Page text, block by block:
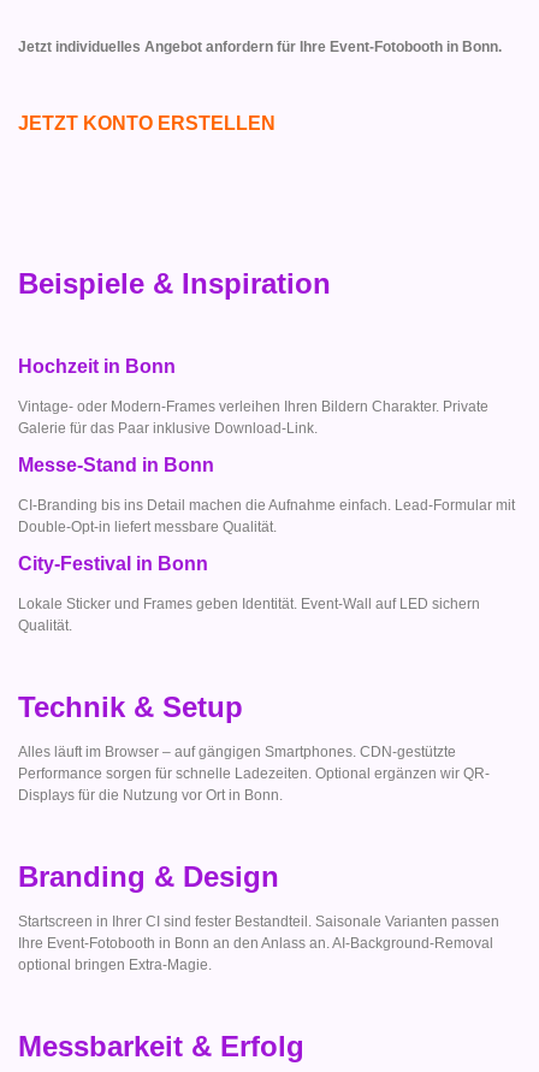
Jetzt individuelles Angebot anfordern für Ihre Event-Fotobooth in Bonn.
JETZT KONTO ERSTELLEN
Beispiele & Inspiration
Hochzeit in Bonn
Vintage- oder Modern-Frames verleihen Ihren Bildern Charakter. Private
Galerie für das Paar inklusive Download-Link.
Messe-Stand in Bonn
CI-Branding bis ins Detail machen die Aufnahme einfach. Lead-Formular mit
Double-Opt-in liefert messbare Qualität.
City-Festival in Bonn
Lokale Sticker und Frames geben Identität. Event-Wall auf LED sichern
Qualität.
Technik & Setup
Alles läuft im Browser – auf gängigen Smartphones. CDN-gestützte
Performance sorgen für schnelle Ladezeiten. Optional ergänzen wir QR-
Displays für die Nutzung vor Ort in Bonn.
Branding & Design
Startscreen in Ihrer CI sind fester Bestandteil. Saisonale Varianten passen
Ihre Event-Fotobooth in Bonn an den Anlass an. AI-Background-Removal
optional bringen Extra-Magie.
Messbarkeit & Erfolg